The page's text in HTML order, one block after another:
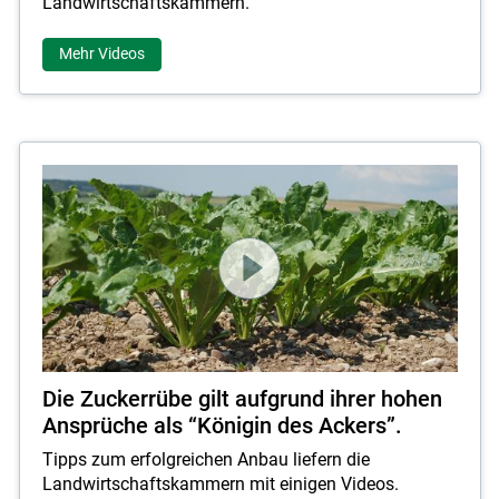
Mehr Videos
Die Zuckerrübe gilt aufgrund ihrer hohen
Ansprüche als “Königin des Ackers”.
Tipps zum erfolgreichen Anbau liefern die
Landwirtschaftskammern mit einigen Videos.